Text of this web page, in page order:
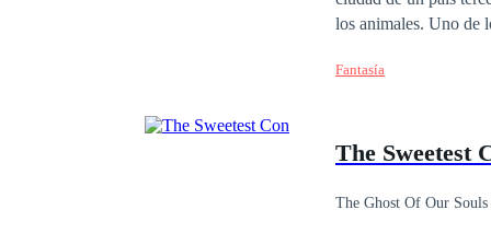
los animales. Uno de
Michi y Micifuz. Que
supervivencia. Kiri.-
gato muy precavido,
Fantasía
The Sweetest
The Ghost Of Our Souls